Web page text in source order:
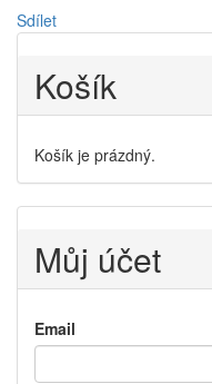
Sdílet
Košík
Košík je prázdný.
Můj účet
Email